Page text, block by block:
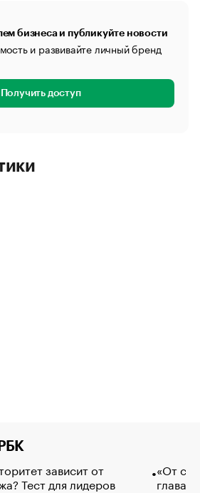
бизнеса и публикуйте новости
и развивайте личный бренд
Получить доступ
зависит от
Тест для лидеров
«От
глава